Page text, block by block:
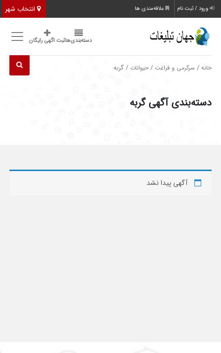
انتخاب شهر ورود / ثبت نام علاقه‌مندی ها
دسته‌بندی‌هاثبت اگهی رایگان
خانه / سرگرمی و فراغت /حیوانات / گربه
دسته‌بندی آگهی گربه
آگهی پیدا نشد